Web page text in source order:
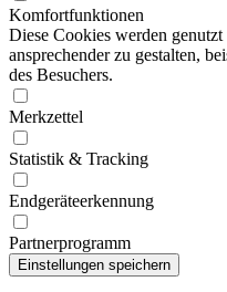
Komfortfunktionen
Diese Cookies werden
ansprechender zu gestalten,
des Besuchers.
Merkzettel
Statistik & Tracking
Endgeräteerkennung
Partnerprogramm